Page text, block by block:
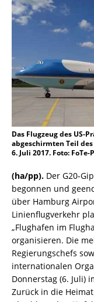
Das Flugzeug des US-
abgeschirmten Teil
6. Juli 2017. Foto: FoTe-
(ha/pp). Der G20-
begonnen und
über Hamburg
Linienflugverkehr
„Flughafen im
organisieren. Die
Regierungschefs
internationalen
Donnerstag (6. Juli)
Zurück in die